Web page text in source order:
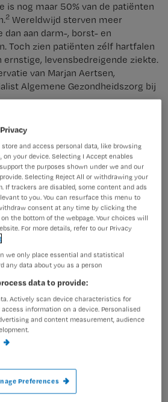
is nog maar 50% van de patiënten
2 Wereldwijd sterven meer
dan aan darm-, borst- en
Toch zien patiënten zélf hartfalen
ernstige, levensbedreigende ziekte.
van Marjan Aertsen,
Algemene Gezondheidszorg bij
in Nursing-magazine juli-
2 juli 2021)
dat hartfalen prognostisch een
is dan sommige vormen van
is een oncologische prognose beter
hoe lang iemand nog te leven
goed in te schatten.
ziekte een grote invloed op de
in de palliatieve fase zien we
nodig zijn in een kort
van leven afneemt.’ (Lees
store and access personal data, like browsing
your device. Selecting I Accept enables
the purposes shown under we and our
Selecting Reject All or withdrawing your
If trackers are disabled, some content and ads
to you. You can resurface this menu to
consent at any time by clicking the
the bottom of the webpage. Your choices will
For more details, refer to our Privacy
we only place essential and statistical
any data about you as a person
data to provide:
Actively scan device characteristics for
information on a device. Personalised
and content measurement, audience
Preferences